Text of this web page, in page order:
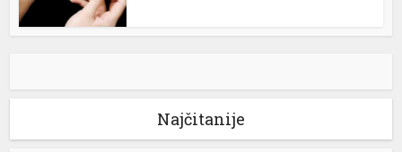
Najčitanije